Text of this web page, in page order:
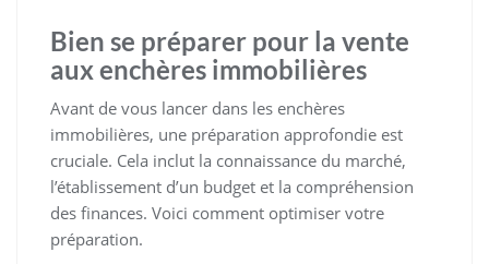
Bien se préparer pour la vente
aux enchères immobilières
Avant de vous lancer dans les enchères
immobilières, une préparation approfondie est
cruciale. Cela inclut la connaissance du marché,
l’établissement d’un budget et la compréhension
des finances. Voici comment optimiser votre
préparation.